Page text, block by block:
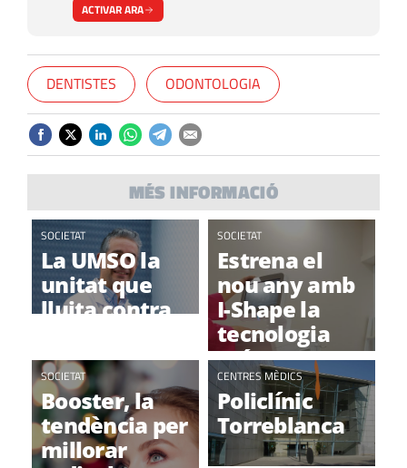
ACTIVAR ARA
DENTISTES ODONTOLOGIA
MÉS INFORMACIÓ
SOCIETAT
La UMSO la
unitat que
lluita contra
l’obesitat
SOCIETAT
Estrena el
nou any amb
I-Shape la
tecnologia
més puntera
per reafirmar
i remodelar
SOCIETAT
Booster, la
tendència per
millorar
CENTRES MÈDICS
Policlínic
Torreblanca